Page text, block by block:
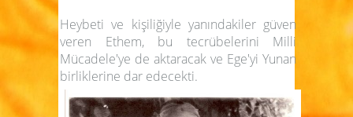
Heybeti ve kişiliğiyle yanındakiler güven
veren Ethem, bu tecrübelerini Milli
Mücadele'ye de aktaracak ve Ege'yi Yunan
birliklerine dar edecekti.